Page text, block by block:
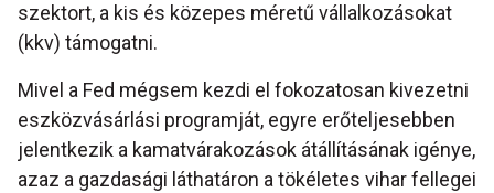
szektort, a kis és közepes méretű vállalkozásokat
(kkv) támogatni.
Mivel a Fed mégsem kezdi el fokozatosan kivezetni
eszközvásárlási programját, egyre erőteljesebben
jelentkezik a kamatvárakozások átállításának igénye,
azaz a gazdasági láthatáron a tökéletes vihar fellegei